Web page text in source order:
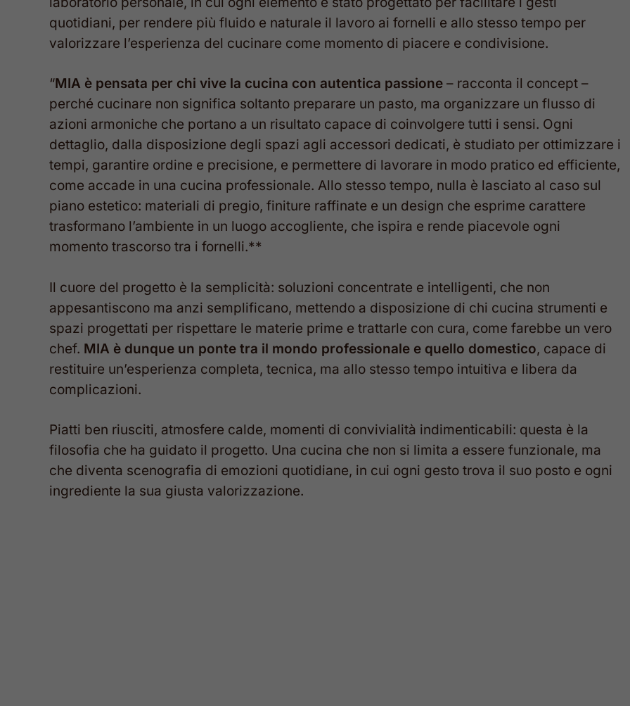
quotidiani, per rendere più fluido e naturale il lavoro ai fornelli e allo stesso tempo per
valorizzare l’esperienza del cucinare come momento di piacere e condivisione.
“MIA è pensata per chi vive la cucina con autentica passione – racconta il concept –
perché cucinare non significa soltanto preparare un pasto, ma organizzare un flusso di
azioni armoniche che portano a un risultato capace di coinvolgere tutti i sensi. Ogni
dettaglio, dalla disposizione degli spazi agli accessori dedicati, è studiato per ottimizzare i
tempi, garantire ordine e precisione, e permettere di lavorare in modo pratico ed efficiente,
come accade in una cucina professionale. Allo stesso tempo, nulla è lasciato al caso sul
piano estetico: materiali di pregio, finiture raffinate e un design che esprime carattere
trasformano l’ambiente in un luogo accogliente, che ispira e rende piacevole ogni
momento trascorso tra i fornelli.**
Il cuore del progetto è la semplicità: soluzioni concentrate e intelligenti, che non
appesantiscono ma anzi semplificano, mettendo a disposizione di chi cucina strumenti e
spazi progettati per rispettare le materie prime e trattarle con cura, come farebbe un vero
chef. MIA è dunque un ponte tra il mondo professionale e quello domestico, capace di
restituire un’esperienza completa, tecnica, ma allo stesso tempo intuitiva e libera da
complicazioni.
Piatti ben riusciti, atmosfere calde, momenti di convivialità indimenticabili: questa è la
filosofia che ha guidato il progetto. Una cucina che non si limita a essere funzionale, ma
che diventa scenografia di emozioni quotidiane, in cui ogni gesto trova il suo posto e ogni
ingrediente la sua giusta valorizzazione.